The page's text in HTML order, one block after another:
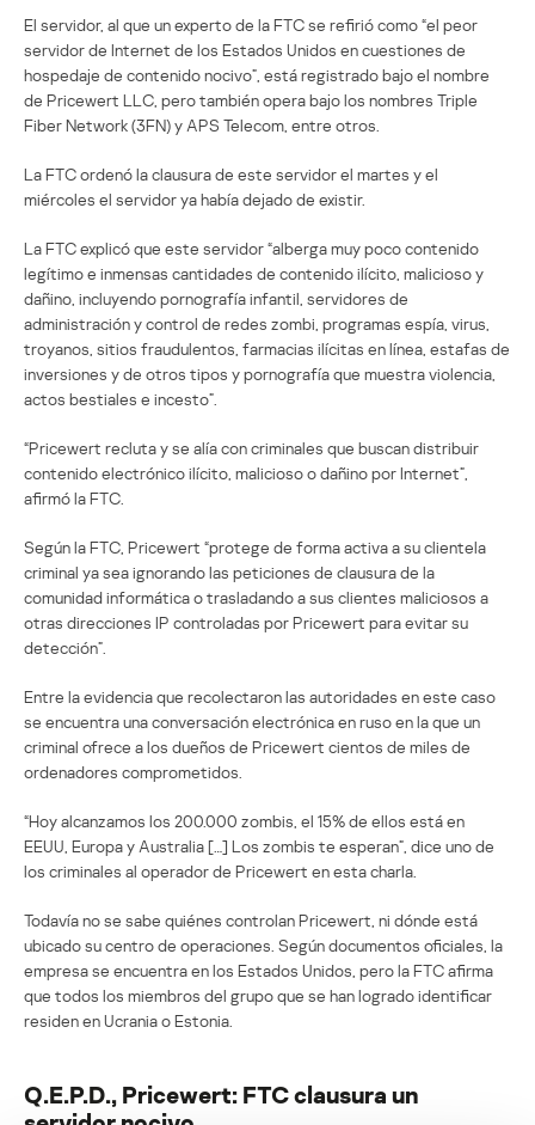
El servidor, al que un experto de la FTC se refirió como “el peor
servidor de Internet de los Estados Unidos en cuestiones de
hospedaje de contenido nocivo”, está registrado bajo el nombre
de Pricewert LLC, pero también opera bajo los nombres Triple
Fiber Network (3FN) y APS Telecom, entre otros.
La FTC ordenó la clausura de este servidor el martes y el
miércoles el servidor ya había dejado de existir.
La FTC explicó que este servidor “alberga muy poco contenido
legítimo e inmensas cantidades de contenido ilícito, malicioso y
dañino, incluyendo pornografía infantil, servidores de
administración y control de redes zombi, programas espía, virus,
troyanos, sitios fraudulentos, farmacias ilícitas en línea, estafas de
inversiones y de otros tipos y pornografía que muestra violencia,
actos bestiales e incesto”.
“Pricewert recluta y se alía con criminales que buscan distribuir
contenido electrónico ilícito, malicioso o dañino por Internet”,
afirmó la FTC.
Según la FTC, Pricewert “protege de forma activa a su clientela
criminal ya sea ignorando las peticiones de clausura de la
comunidad informática o trasladando a sus clientes maliciosos a
otras direcciones IP controladas por Pricewert para evitar su
detección”.
Entre la evidencia que recolectaron las autoridades en este caso
se encuentra una conversación electrónica en ruso en la que un
criminal ofrece a los dueños de Pricewert cientos de miles de
ordenadores comprometidos.
“Hoy alcanzamos los 200.000 zombis, el 15% de ellos está en
EEUU, Europa y Australia […] Los zombis te esperan”, dice uno de
los criminales al operador de Pricewert en esta charla.
Todavía no se sabe quiénes controlan Pricewert, ni dónde está
ubicado su centro de operaciones. Según documentos oficiales, la
empresa se encuentra en los Estados Unidos, pero la FTC afirma
que todos los miembros del grupo que se han logrado identificar
residen en Ucrania o Estonia.
Q.E.P.D., Pricewert: FTC clausura un